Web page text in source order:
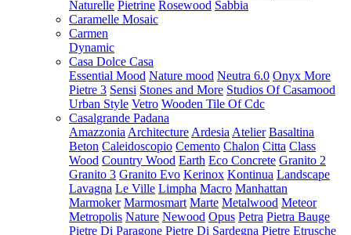
Naturelle Pietrine Rosewood Sabbia
Caramelle Mosaic
Carmen
Dynamic
Casa Dolce Casa
Essential Mood Nature mood Neutra 6.0 Onyx More
Pietre 3 Sensi Stones and More Studios Of Casamood
Urban Style Vetro Wooden Tile Of Cdc
Casalgrande Padana
Amazzonia Architecture Ardesia Atelier Basaltina
Beton Caleidoscopio Cemento Chalon Citta Class
Wood Country Wood Earth Eco Concrete Granito 2
Granito 3 Granito Evo Kerinox Kontinua Landscape
Lavagna Le Ville Limpha Macro Manhattan
Marmoker Marmosmart Marte Metalwood Meteor
Metropolis Nature Newood Opus Petra Pietra Bauge
Pietre Di Paragone Pietre Di Sardegna Pietre Etrusche